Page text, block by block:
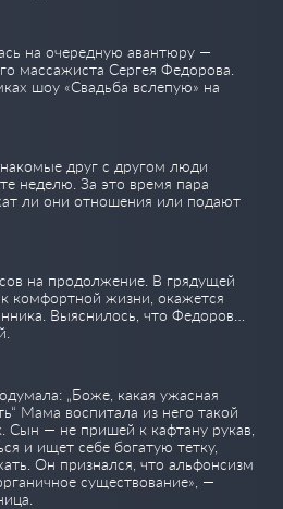
на очередную авантюру —
массажиста Сергея Федорова.
шоу «Свадьба вслепую» на
друг с другом люди
неделю. За это время пара
ли они отношения или подают
на продолжение. В грядущей
комфортной жизни, окажется
Выяснилось, что Федоров…
„Боже, какая ужасная
Мама воспитала из него такой
Сын — не пришей к кафтану рукав,
и ищет себе богатую тетку,
Он признался, что альфонсизм
существование», —